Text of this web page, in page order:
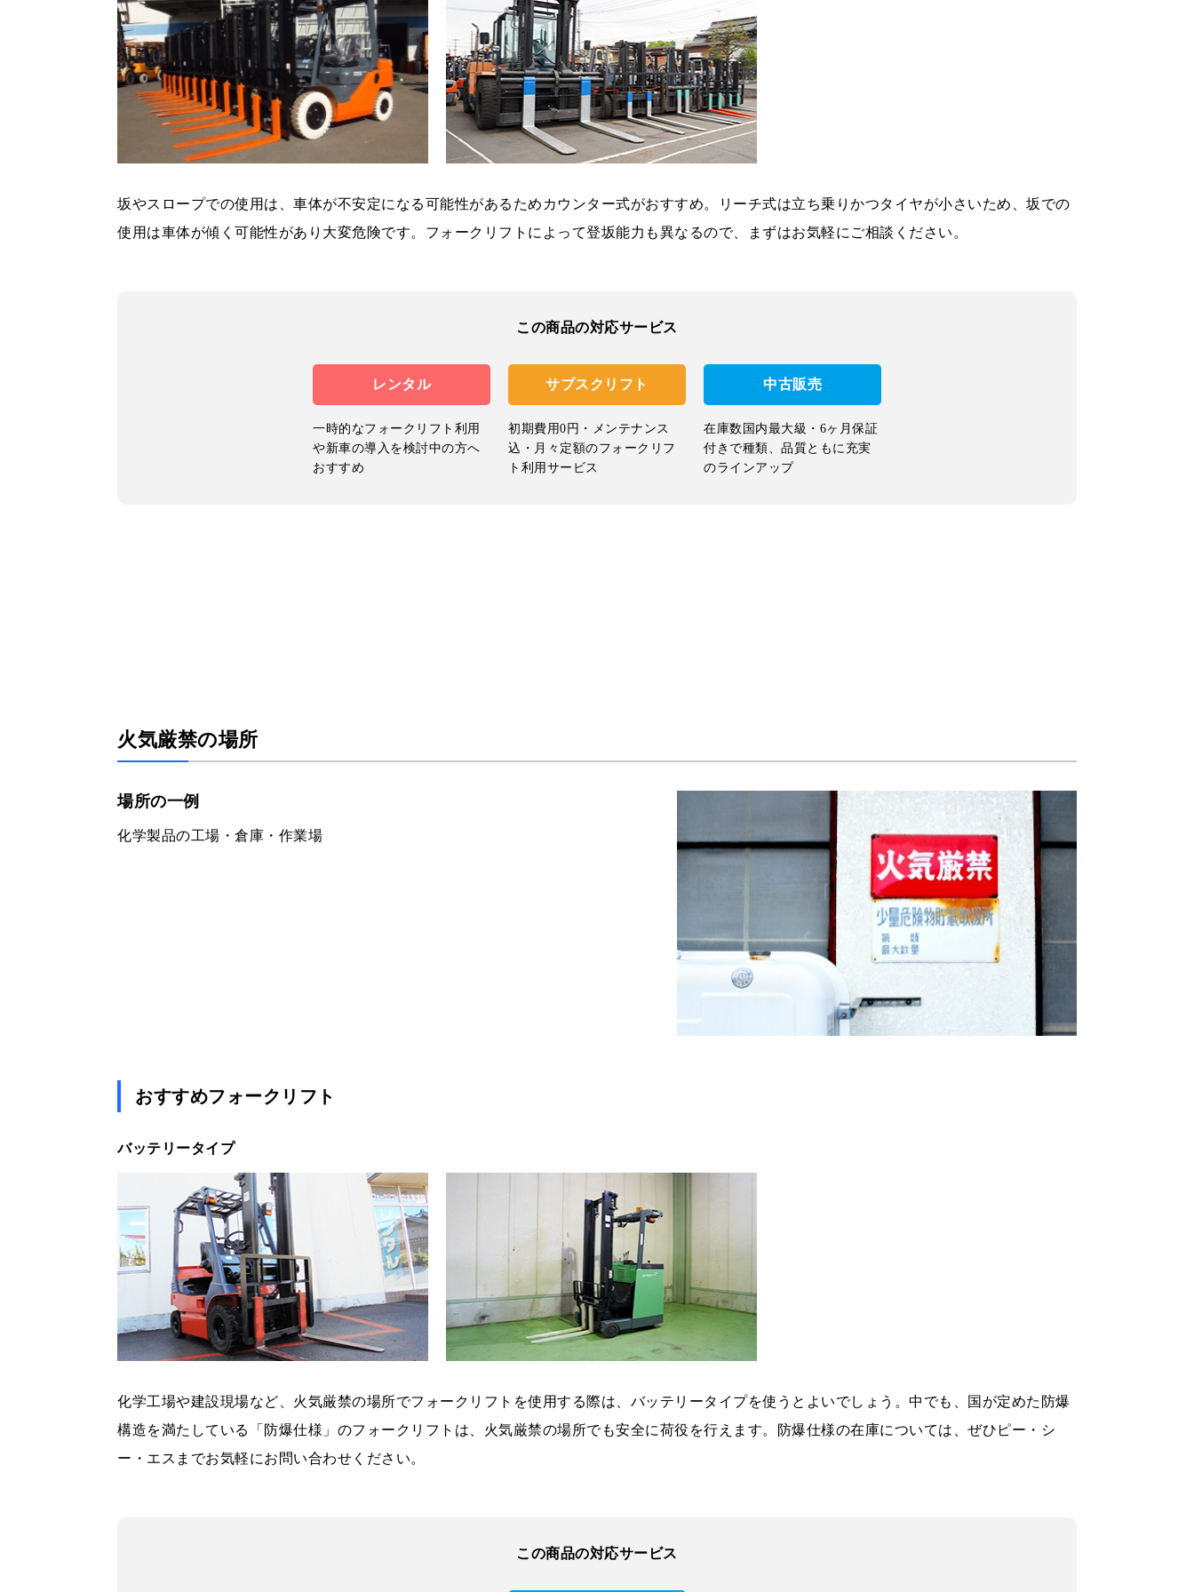
坂やスロープでの使用は、車体が不安定になる可能性があるためカウンター式がおすすめ。リーチ式は立ち乗りかつタイヤが小さいため、坂での
使用は車体が傾く可能性があり大変危険です。フォークリフトによって登坂能力も異なるので、まずはお気軽にご相談ください。
この商品の対応サービス
レンタル
一時的なフォークリフト利用
や新車の導入を検討中の方へ
おすすめ
サブスクリフト
初期費用0円・メンテナンス
込・月々定額のフォークリフ
ト利用サービス
中古販売
在庫数国内最大級・6ヶ月保証
付きで種類、品質ともに充実
のラインアップ
火気厳禁の場所
場所の一例
化学製品の工場・倉庫・作業場
おすすめフォークリフト
バッテリータイプ
化学工場や建設現場など、火気厳禁の場所でフォークリフトを使用する際は、バッテリータイプを使うとよいでしょう。中でも、国が定めた防爆
構造を満たしている「防爆仕様」のフォークリフトは、火気厳禁の場所でも安全に荷役を行えます。防爆仕様の在庫については、ぜひピー・シ
ー・エスまでお気軽にお問い合わせください。
この商品の対応サービス